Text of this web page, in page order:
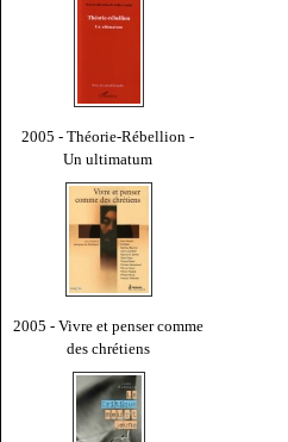
2005 - Théorie-Rébellion -
Un ultimatum
2005 - Vivre et penser comme
des chrétiens